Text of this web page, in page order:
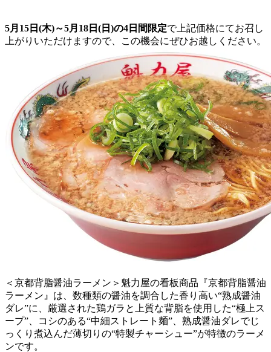
5月15日(木)～5月18日(日)の4日間限定で上記価格にてお召し
上がりいただけますので、この機会にぜひお越しください。
＜京都背脂醤油ラーメン＞魁力屋の看板商品『京都背脂醤油
ラーメン』は、数種類の醤油を調合した香り高い“熟成醤油
ダレ”に、厳選された鶏ガラと上質な背脂を使用した“極上ス
ープ”、コシのある“中細ストレート麺”、熟成醤油ダレでじ
っくり煮込んだ薄切りの“特製チャーシュー”が特徴のラーメ
ンです。